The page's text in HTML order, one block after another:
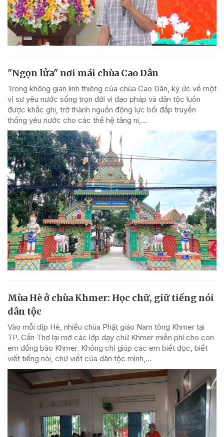
"Ngọn lửa" nơi mái chùa Cao Dân
Trong không gian linh thiêng của chùa Cao Dân, ký ức về một
vị sư yêu nước sống trọn đời vì đạo pháp và dân tộc luôn
được khắc ghi, trở thành nguồn động lực bồi đắp truyền
thống yêu nước cho các thế hệ tăng ni,...
Mùa Hè ở chùa Khmer: Học chữ, giữ tiếng nói
dân tộc
Vào mỗi dịp Hè, nhiều chùa Phật giáo Nam tông Khmer tại
TP. Cần Thơ lại mở các lớp dạy chữ Khmer miễn phí cho con
em đồng bào Khmer. Không chỉ giúp các em biết đọc, biết
viết tiếng nói, chữ viết của dân tộc mình,...